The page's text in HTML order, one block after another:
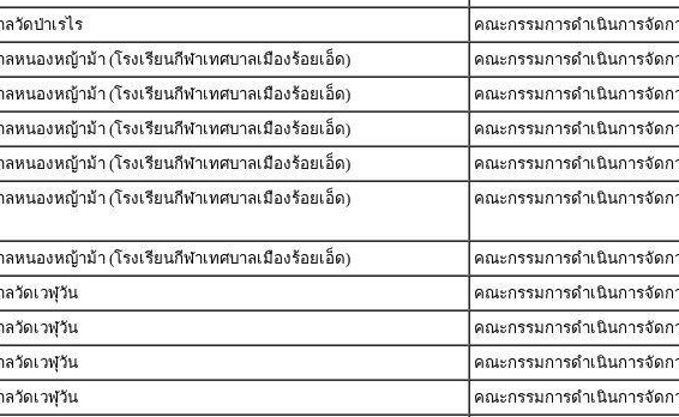
ลวัดป่าเรไร
คณะกรรมการดำเนินการจัดก
ลหนองหญ้าม้า (โรงเรียนกีฬาเทศบาลเมืองร้อยเอ็ด)
คณะกรรมการดำเนินการจัดก
ลหนองหญ้าม้า (โรงเรียนกีฬาเทศบาลเมืองร้อยเอ็ด)
คณะกรรมการดำเนินการจัดก
ลหนองหญ้าม้า (โรงเรียนกีฬาเทศบาลเมืองร้อยเอ็ด)
คณะกรรมการดำเนินการจัดก
ลหนองหญ้าม้า (โรงเรียนกีฬาเทศบาลเมืองร้อยเอ็ด)
คณะกรรมการดำเนินการจัดก
ลหนองหญ้าม้า (โรงเรียนกีฬาเทศบาลเมืองร้อยเอ็ด) คณะกรรมการดำเนินการจัดก
ลหนองหญ้าม้า (โรงเรียนกีฬาเทศบาลเมืองร้อยเอ็ด)
คณะกรรมการดำเนินการจัดก
ลวัดเวฬุวัน
คณะกรรมการดำเนินการจัดก
ลวัดเวฬุวัน
คณะกรรมการดำเนินการจัดก
ลวัดเวฬุวัน
คณะกรรมการดำเนินการจัดก
ลวัดเวฬุวัน
คณะกรรมการดำเนินการจัดก